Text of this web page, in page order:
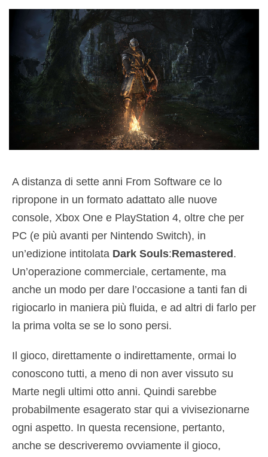
A distanza di sette anni From Software ce lo
ripropone in un formato adattato alle nuove
console, Xbox One e PlayStation 4, oltre che per
PC (e più avanti per Nintendo Switch), in
un’edizione intitolata Dark Souls:Remastered .
Un’operazione commerciale, certamente, ma
anche un modo per dare l’occasione a tanti fan di
rigiocarlo in maniera più fluida, e ad altri di farlo per
la prima volta se se lo sono persi.
Il gioco, direttamente o indirettamente, ormai lo
conoscono tutti, a meno di non aver vissuto su
Marte negli ultimi otto anni. Quindi sarebbe
probabilmente esagerato star qui a vivisezionarne
ogni aspetto. In questa recensione, pertanto,
anche se descriveremo ovviamente il gioco,